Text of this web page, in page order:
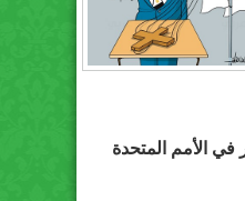
الأمم المتحدة